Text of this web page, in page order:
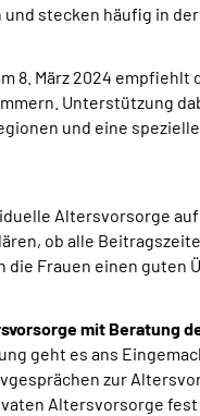
stecken häufig in
8. März 2024
Unterstützung
und eine
Altersvorsorge
ob alle
die Frauen einen guten
mit Beratung
geht es ans
zur
Altersvorsorge fest